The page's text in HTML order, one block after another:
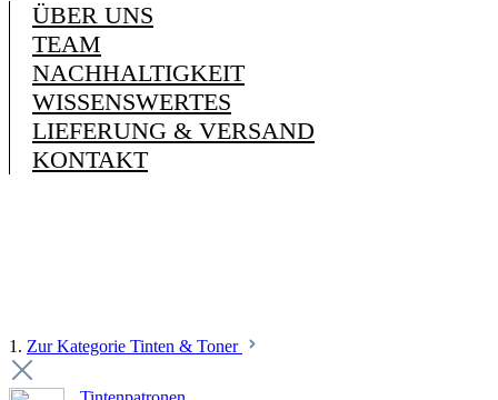
ÜBER UNS
TEAM
NACHHALTIGKEIT
WISSENSWERTES
LIEFERUNG & VERSAND
KONTAKT
1. Zur Kategorie Tinten & Toner